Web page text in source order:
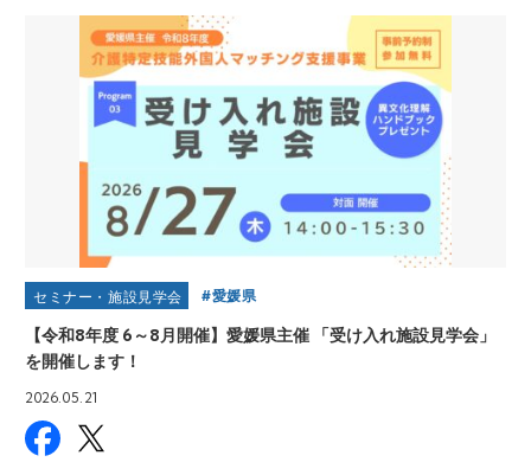
セミナー・施設見学会 愛媛県
【令和8年度 6～8月開催】愛媛県主催 「受け入れ施設見学会」
を開催します！
2026.05.21